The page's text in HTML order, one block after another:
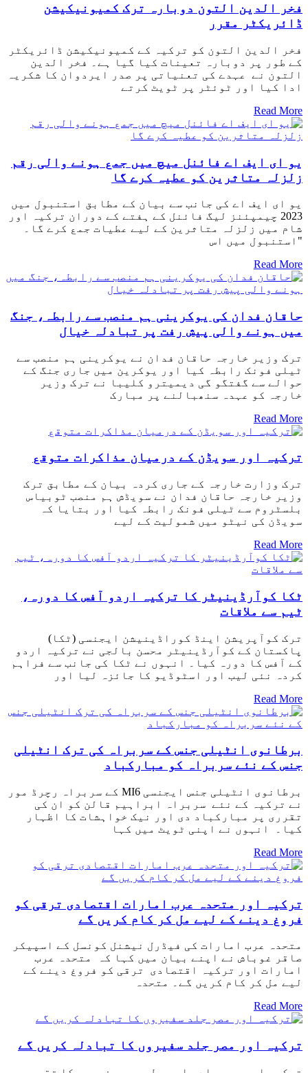
فخر الدین التون دوبارہ ترک کمیونیکیشن
ڈائریکٹر مقرر
فخر الدین التون کو ترکیہ کے کمیونیکیشن ڈائریکٹر
کے طور پر دوبارہ تعینات کیا گیا ہے۔ فخر الدین
التون نے عہدے کی تعنیاتی پر صدر ایردوان کا شکریہ
ادا کیا اور ٹوئٹر پر ٹویٹ کرتے
Read More
یو ای ایف اے فائنل میچ میں جمع ہونے والی رقم
زلزلہ متاثرین کو عطیہ کرے گا
یو ای ایف اے کی جانب سے بیان کے مطابق استنبول میں
2023 چیمپئنز لیگ فائنل کے ہفتے کے دوران ترکیہ اور
شام میں زلزلہ متاثرین کے لیے عطیات جمع کرے گا۔
"استنبول میں اس
Read More
حاقان فدان کی یوکرینی ہم منصب سے رابطہ، جنگ
میں ہونے والی پیش رفت پر تبادلہ خیال
ترک وزیر خارجہ حاقان فدان نے یوکرینی ہم منصب سے
ٹیلی فونک رابطہ کیا اور یوکرین میں جاری جنگ کے
حوالے سے گفتگو گی دیمیترو کلیبا نے ترک وزیر
خارجہ کو عہدہ سنھبالنے پر مبارک
Read More
ترکیہ اور سویڈن کے درمیان مذاکرات متوقع
ترک وزارت خارجہ کے جاری کردہ بیان کے مطابق ترک
وزیر خارجہ حاقان فدان نے سویڈش ہم منصب ٹوبیاس
بلسٹروم سے ٹیلی فونک رابطہ کیا اور بتایا کہ
سویڈن کی نیٹو میں شمولیت کے لیے
Read More
ٹکا کوآرڈینیٹر کا ترکیہ اردو آفس کا دورہ،
ٹیم سے ملاقات
ترک کوآپریشن اینڈ کوراڈینیشن ایجنسی (ٹکا)
پاکستان کے کوآرڈینیٹر محسن بالجی نے ترکیہ اردو
کے آفس کا دورہ کیا۔ انہوں نے ٹکا کی جانب سے فراہم
کردہ نئی لیب اور اسٹوڈیو کا جائزہ لیا اور
Read More
برطانوی انٹیلی جنس کے سربراہ کی ترک انٹیلی
جنس کے نئے سربراہ کو مبارکباد
برطانوی انٹیلی جنس ایجنسی MI6 کے سربراہ رچرڈ مور
نے ترکیہ کے نئے سربراہ ابراہیم قالن کو ان کی
تقرری پر مبارکباد دی اور نیک خواہشات کا اظہار
کیا۔ انہوں نے اپنی ٹویٹ میں کہا
Read More
ترکیہ اور متحدہ عرب امارات اقتصادی ترقی کو
فروغ دینے کے لیے مل کر کام کریں گے
متحدہ عرب امارات کی فیڈرل نیشنل کونسل کے اسپیکر
صاقر غوباش نے اپنے بیان میں کہا کہ متحدہ عرب
امارات اور ترکیہ اقتصادی ترقی کو فروغ دینے کے
لیے مل کر کام کریں گے۔ متحدہ
Read More
ترکیہ اور مصر جلد سفیروں کا تبادلہ کریں گے